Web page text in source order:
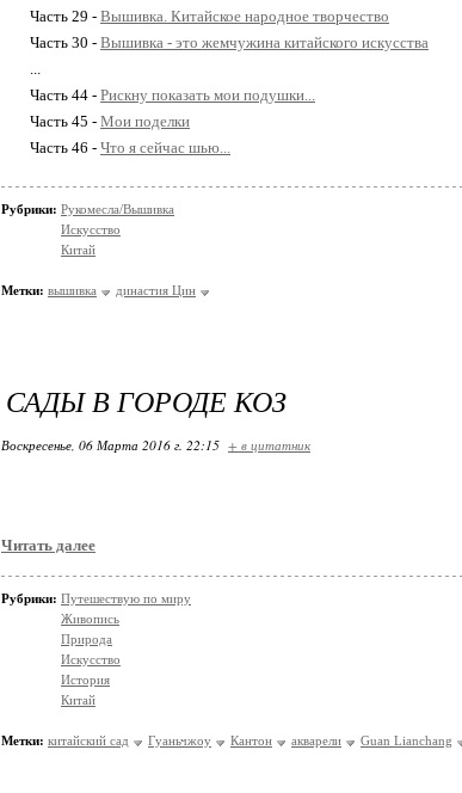
Часть 29 - Вышивка. Китайское народное творчество
Часть 30 - Вышивка - это жемчужина китайского искусства
...
Часть 44 - Рискну показать мои подушки...
Часть 45 - Мои поделки
Часть 46 - Что я сейчас шью...
Рубрики: Рукомесла/Вышивка
Искусство
Китай
Метки: вышивка династия Цин
САДЫ В ГОРОДЕ КОЗ
Воскресенье, 06 Марта 2016 г. 22:15 + в цитатник
Читать далее
Рубрики: Путешествую по миру
Живопись
Природа
Искусство
История
Китай
Метки: китайский сад Гуаньчжоу Кантон акварели Guan Lianchang